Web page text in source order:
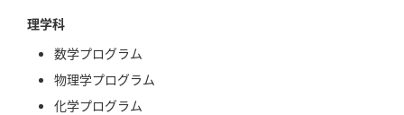
理学科
数学プログラム
物理学プログラム
化学プログラム